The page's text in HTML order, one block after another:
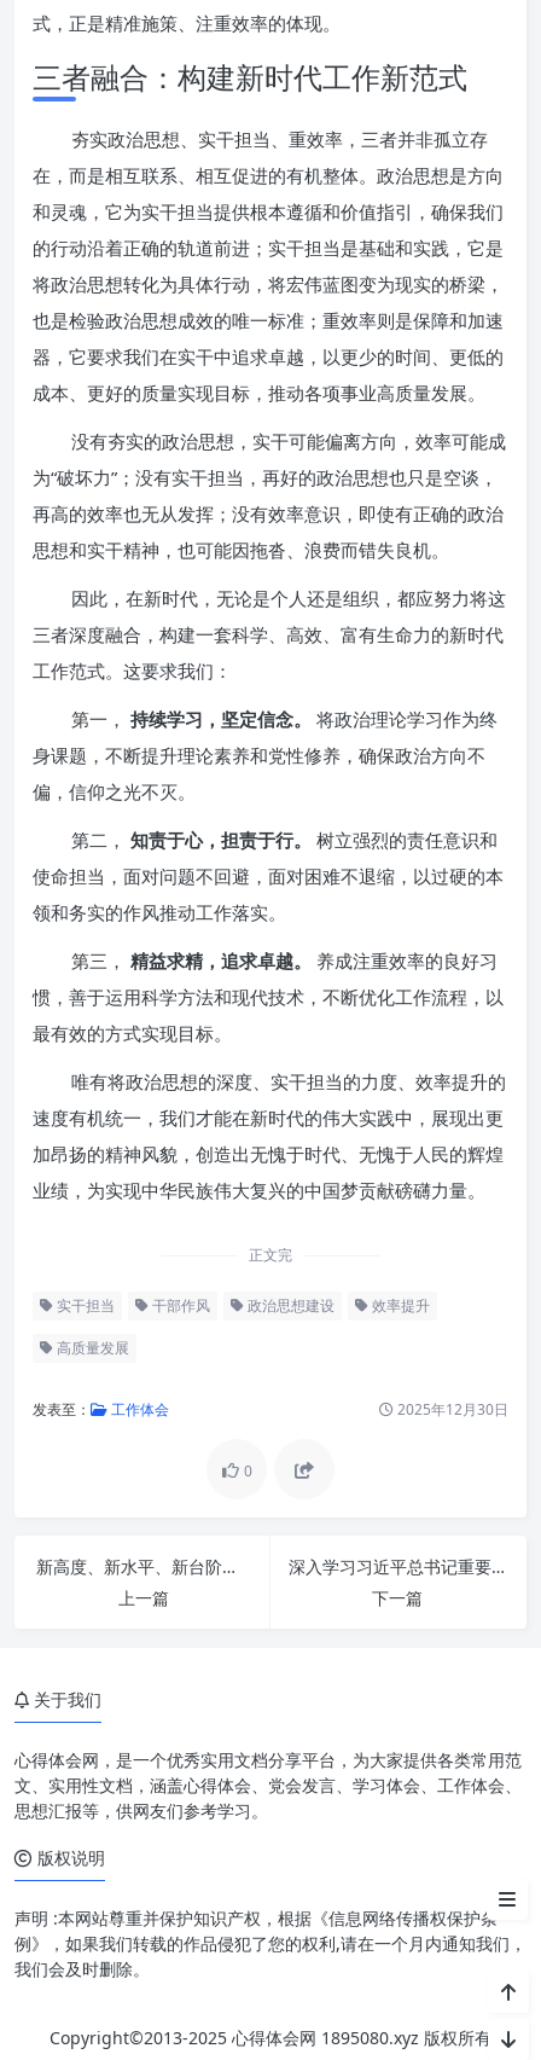
式，正是精准施策、注重效率的体现。
三者融合：构建新时代工作新范式
夯实政治思想、实干担当、重效率，三者并非孤立存
在，而是相互联系、相互促进的有机整体。政治思想是方向
和灵魂，它为实干担当提供根本遵循和价值指引，确保我们
的行动沿着正确的轨道前进；实干担当是基础和实践，它是
将政治思想转化为具体行动，将宏伟蓝图变为现实的桥梁，
也是检验政治思想成效的唯一标准；重效率则是保障和加速
器，它要求我们在实干中追求卓越，以更少的时间、更低的
成本、更好的质量实现目标，推动各项事业高质量发展。
没有夯实的政治思想，实干可能偏离方向，效率可能成
为“破坏力”；没有实干担当，再好的政治思想也只是空谈，
再高的效率也无从发挥；没有效率意识，即使有正确的政治
思想和实干精神，也可能因拖沓、浪费而错失良机。
因此，在新时代，无论是个人还是组织，都应努力将这
三者深度融合，构建一套科学、高效、富有生命力的新时代
工作范式。这要求我们：
第一， 持续学习，坚定信念。
将政治理论学习作为终
身课题，不断提升理论素养和党性修养，确保政治方向不
偏，信仰之光不灭。
第二， 知责于心，担责于行。
树立强烈的责任意识和
使命担当，面对问题不回避，面对困难不退缩，以过硬的本
领和务实的作风推动工作落实。
第三， 精益求精，追求卓越。
养成注重效率的良好习
惯，善于运用科学方法和现代技术，不断优化工作流程，以
最有效的方式实现目标。
唯有将政治思想的深度、实干担当的力度、效率提升的
速度有机统一，我们才能在新时代的伟大实践中，展现出更
加昂扬的精神风貌，创造出无愧于时代、无愧于人民的辉煌
业绩，为实现中华民族伟大复兴的中国梦贡献磅礴力量。
正文完
实干担当 干部作风 政治思想建设 效率提升
高质量发展
发表至： 工作体会 2025年12月30日
0
新高度、新水平、新台阶：办公室工作升级战略深度解读
上一篇
深入学习习近平总书记重要指示精神：以感恩之心，奋进一流标准，书写时代华章
下一篇
实干担当：责任落地生根的基石
重效率：高质量发展的加速器
关于我们
心得体会网，是一个优秀实用文档分享平台，为大家提供各类常用范
文、实用性文档，涵盖心得体会、党会发言、学习体会、工作体会、
思想汇报等，供网友们参考学习。
版权说明
声明 :本网站尊重并保护知识产权，根据《信息网络传播权保护条
例》，如果我们转载的作品侵犯了您的权利,请在一个月内通知我们，
我们会及时删除。
Copyright©2013-2025 心得体会网 1895080.xyz 版权所有